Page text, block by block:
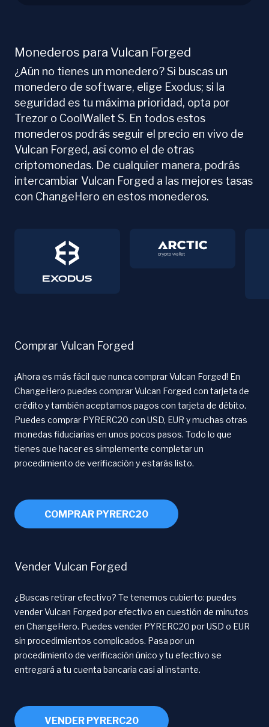
Monederos para Vulcan Forged
¿Aún no tienes un monedero? Si buscas un
monedero de software, elige Exodus; si la
seguridad es tu máxima prioridad, opta por
Trezor o CoolWallet S. En todos estos
monederos podrás seguir el precio en vivo de
Vulcan Forged, así como el de otras
criptomonedas. De cualquier manera, podrás
intercambiar Vulcan Forged a las mejores tasas
con ChangeHero en estos monederos.
Comprar Vulcan Forged
¡Ahora es más fácil que nunca comprar Vulcan Forged! En
ChangeHero puedes comprar Vulcan Forged con tarjeta de
crédito y también aceptamos pagos con tarjeta de débito.
Puedes comprar PYRERC20 con USD, EUR y muchas otras
monedas fiduciarias en unos pocos pasos. Todo lo que
tienes que hacer es simplemente completar un
procedimiento de verificación y estarás listo.
COMPRAR PYRERC20
Vender Vulcan Forged
¿Buscas retirar efectivo? Te tenemos cubierto: puedes
vender Vulcan Forged por efectivo en cuestión de minutos
en ChangeHero. Puedes vender PYRERC20 por USD o EUR
sin procedimientos complicados. Pasa por un
procedimiento de verificación único y tu efectivo se
entregará a tu cuenta bancaria casi al instante.
VENDER PYRERC20